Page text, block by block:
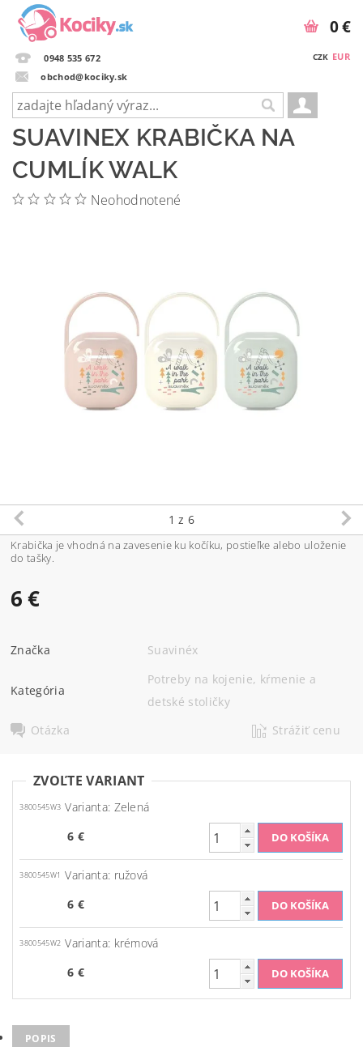
0948 535 672
obchod@kociky.sk
CZK EUR
0 €
SUAVINEX KRABIČKA NA
CUMLÍK WALK
Neohodnotené
1 z 6
Krabička je vhodná na zavesenie ku kočíku, postieľke alebo uloženie
do tašky.
6 €
Značka Suavinéx
Kategória
Potreby na kojenie, kŕmenie a
detské stoličky
Otázka
Strážiť cenu
ZVOĽTE VARIANT
3800545W3 Varianta: Zelená
6 €
3800545W1
Varianta: ružová
6 €
3800545W2 Varianta: krémová
6 €
POPIS